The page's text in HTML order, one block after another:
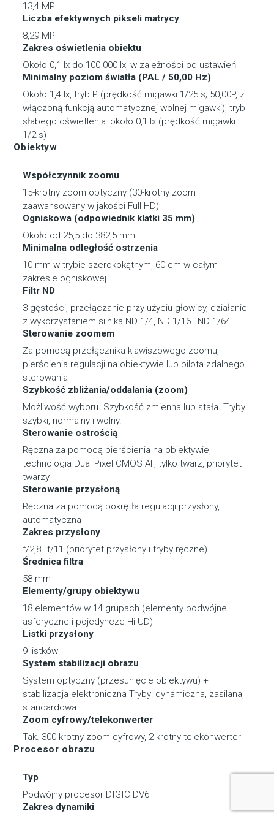
13,4 MP
Liczba efektywnych pikseli matrycy
8,29 MP
Zakres oświetlenia obiektu
Około 0,1 lx do 100 000 lx, w zależności od ustawień
Minimalny poziom światła (PAL / 50,00 Hz)
Około 1,4 lx, tryb P (prędkość migawki 1/25 s; 50,00P, z
włączoną funkcją automatycznej wolnej migawki), tryb
słabego oświetlenia: około 0,1 lx (prędkość migawki
1/2 s)
Obiektyw
Współczynnik zoomu
15-krotny zoom optyczny (30-krotny zoom
zaawansowany w jakości Full HD)
Ogniskowa (odpowiednik klatki 35 mm)
Około od 25,5 do 382,5 mm
Minimalna odległość ostrzenia
10 mm w trybie szerokokątnym, 60 cm w całym
zakresie ogniskowej
Filtr ND
3 gęstości, przełączanie przy użyciu głowicy, działanie
z wykorzystaniem silnika ND 1/4, ND 1/16 i ND 1/64.
Sterowanie zoomem
Za pomocą przełącznika klawiszowego zoomu,
pierścienia regulacji na obiektywie lub pilota zdalnego
sterowania
Szybkość zbliżania/oddalania (zoom)
Możliwość wyboru. Szybkość zmienna lub stała. Tryby:
szybki, normalny i wolny.
Sterowanie ostrością
Ręczna za pomocą pierścienia na obiektywie,
technologia Dual Pixel CMOS AF, tylko twarz, priorytet
twarzy
Sterowanie przysłoną
Ręczna za pomocą pokrętła regulacji przysłony,
automatyczna
Zakres przysłony
f/2,8–f/11 (priorytet przysłony i tryby ręczne)
Średnica filtra
58 mm
Elementy/grupy obiektywu
18 elementów w 14 grupach (elementy podwójne
asferyczne i pojedyncze Hi-UD)
Listki przysłony
9 listków
System stabilizacji obrazu
System optyczny (przesunięcie obiektywu) +
stabilizacja elektroniczna Tryby: dynamiczna, zasilana,
standardowa
Zoom cyfrowy/telekonwerter
Tak. 300-krotny zoom cyfrowy, 2-krotny telekonwerter
Procesor obrazu
Typ
Podwójny procesor DIGIC DV6
Zakres dynamiki